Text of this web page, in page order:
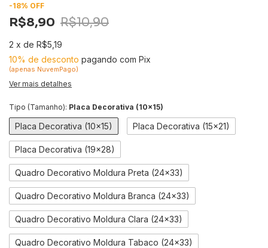
-18% OFF
R$8,90 R$10,90
2 x de R$5,19
10% de desconto pagando com Pix
(apenas NuvemPago)
Ver mais detalhes
Tipo (Tamanho): Placa Decorativa (10x15)
Placa Decorativa (10x15) Placa Decorativa (15x21)
Placa Decorativa (19x28)
Quadro Decorativo Moldura Preta (24x33)
Quadro Decorativo Moldura Branca (24x33)
Quadro Decorativo Moldura Clara (24x33)
Quadro Decorativo Moldura Tabaco (24x33)